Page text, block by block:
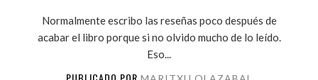
Normalmente escribo las reseñas poco después de
acabar el libro porque si no olvido mucho de lo leído.
Eso...